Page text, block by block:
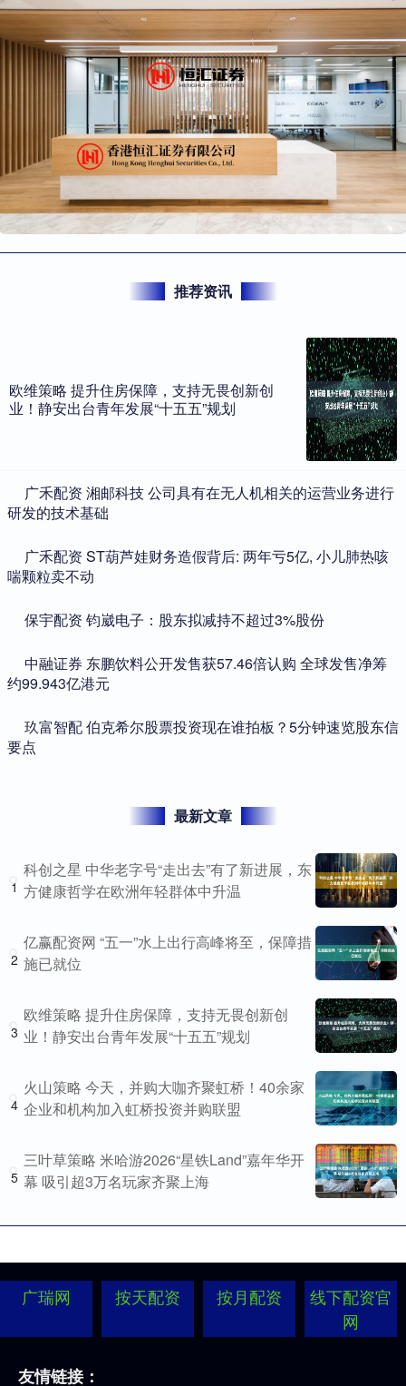
推荐资讯
欧维策略 提升住房保障，支持无畏创新创
业！静安出台青年发展“十五五”规划
​广禾配资 湘邮科技 公司具有在无人机相关的运营业务进行
研发的技术基础
​广禾配资 ST葫芦娃财务造假背后: 两年亏5亿, 小儿肺热咳
喘颗粒卖不动
​保宇配资 钧崴电子：股东拟减持不超过3%股份
​中融证券 东鹏饮料公开发售获57.46倍认购 全球发售净筹
约99.943亿港元
​玖富智配 伯克希尔股票投资现在谁拍板？5分钟速览股东信
要点
最新文章
1
科创之星 中华老字号“走出去”有了新进展，东
方健康哲学在欧洲年轻群体中升温
2
亿赢配资网 “五一”水上出行高峰将至，保障措
施已就位
3
欧维策略 提升住房保障，支持无畏创新创
业！静安出台青年发展“十五五”规划
4
火山策略 今天，并购大咖齐聚虹桥！40余家
企业和机构加入虹桥投资并购联盟
5
三叶草策略 米哈游2026“星铁Land”嘉年华开
幕 吸引超3万名玩家齐聚上海
广瑞网 按天配资 按月配资
线下配资官
网
友情链接：